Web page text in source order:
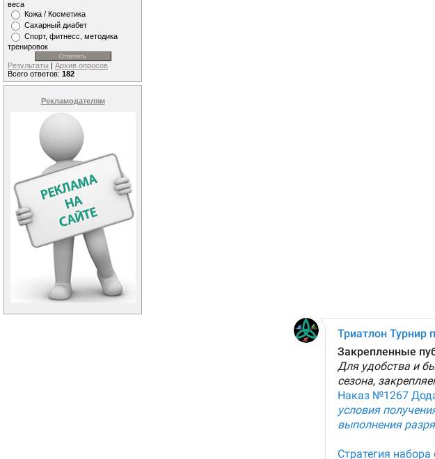
веса
Кожа / Косметика
Сахарный диабет
Спорт, фитнесс, методика
тренировок
Результаты | Архив опросов
Всего ответов: 182
Рекламодателям